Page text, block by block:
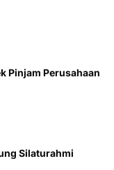
Pinjam Perusahaan
Silaturahmi